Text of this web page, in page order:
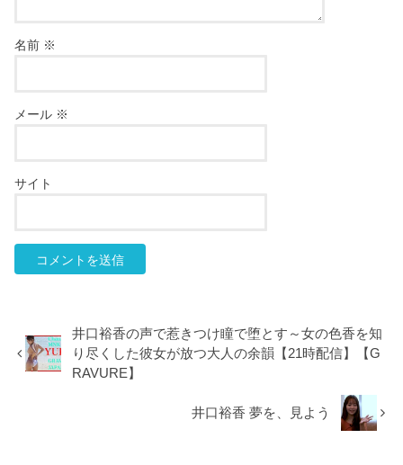
名前 ※
メール ※
サイト
井口裕香の声で惹きつけ瞳で堕とす～女の色香を知
り尽くした彼女が放つ大人の余韻【21時配信】【G
RAVURE】
井口裕香 夢を、見よう